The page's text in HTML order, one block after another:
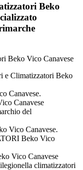
Beko
e Climatizzatori Beko
Canavese.
Canavese
del
Vico Canavese.
Beko Vico
Vico Canavese
climatizzatori